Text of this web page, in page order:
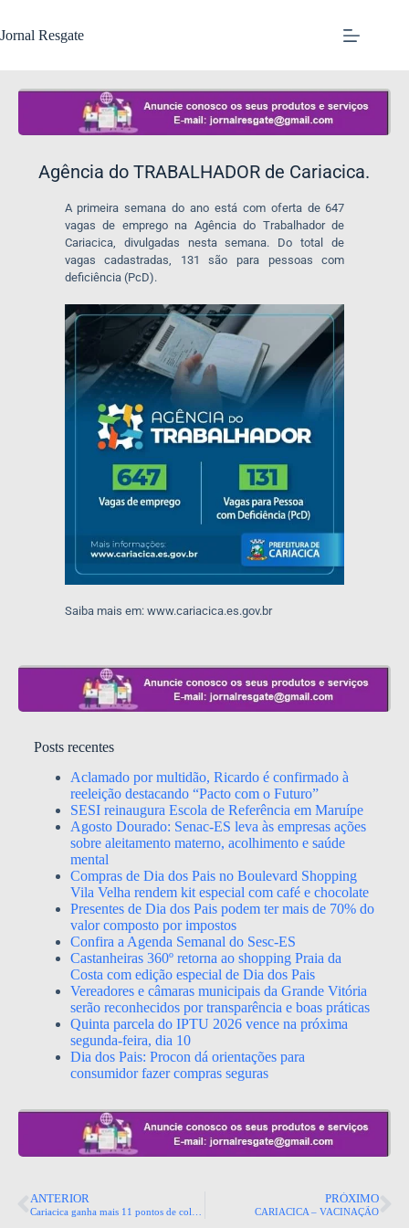
Jornal Resgate
Agência do TRABALHADOR de Cariacica.
A primeira semana do ano está com oferta de 647
vagas de emprego na Agência do Trabalhador de
Cariacica, divulgadas nesta semana. Do total de
vagas cadastradas, 131 são para pessoas com
deficiência (PcD).
Saiba mais em: www.cariacica.es.gov.br
Posts recentes
Aclamado por multidão, Ricardo é confirmado à
reeleição destacando “Pacto com o Futuro”
SESI reinaugura Escola de Referência em Maruípe
Agosto Dourado: Senac-ES leva às empresas ações
sobre aleitamento materno, acolhimento e saúde
mental
Compras de Dia dos Pais no Boulevard Shopping
Vila Velha rendem kit especial com café e chocolate
Presentes de Dia dos Pais podem ter mais de 70% do
valor composto por impostos
Confira a Agenda Semanal do Sesc-ES
Castanheiras 360º retorna ao shopping Praia da
Costa com edição especial de Dia dos Pais
Vereadores e câmaras municipais da Grande Vitória
serão reconhecidos por transparência e boas práticas
Quinta parcela do IPTU 2026 vence na próxima
segunda-feira, dia 10
Dia dos Pais: Procon dá orientações para
consumidor fazer compras seguras
ANTERIOR PRÓXIMO
CARIACICA – VACINAÇÃO